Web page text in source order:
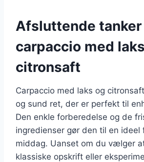
Afsluttende tanker
carpaccio med
citronsaft
Carpaccio med laks og
og sund ret, der er perfekt til
Den enkle forberedelse og de
ingredienser gør den til en ideel
middag. Uanset om du vælger
klassiske opskrift eller